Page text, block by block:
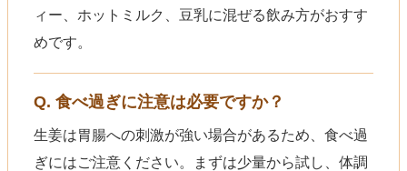
ィー、ホットミルク、豆乳に混ぜる飲み方がおすす
めです。
Q. 食べ過ぎに注意は必要ですか？
生姜は胃腸への刺激が強い場合があるため、食べ過
ぎにはご注意ください。まずは少量から試し、体調